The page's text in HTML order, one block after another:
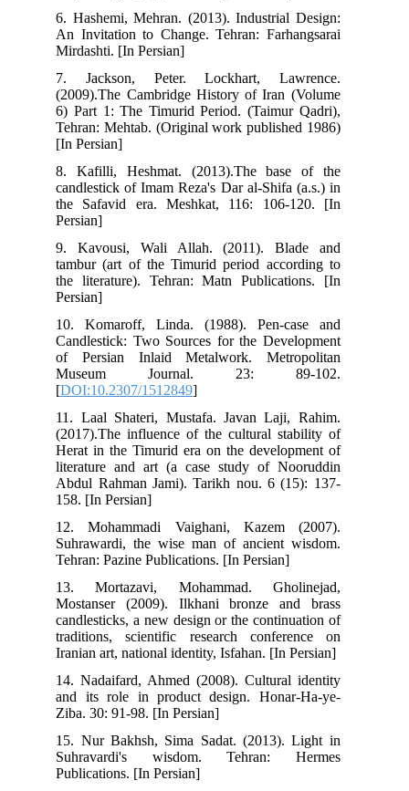
6. Hashemi, Mehran. (2013). Industrial Design:
An Invitation to Change. Tehran: Farhangsarai
Mirdashti. [In Persian]
7. Jackson, Peter. Lockhart, Lawrence.
(2009).The Cambridge History of Iran (Volume
6) Part 1: The Timurid Period. (Taimur Qadri),
Tehran: Mehtab. (Original work published 1986)
[In Persian]
8. Kafilli, Heshmat. (2013).The base of the
candlestick of Imam Reza's Dar al-Shifa (a.s.) in
the Safavid era. Meshkat, 116: 106-120. [In
9. Kavousi, Wali Allah. (2011). Blade and
tambur (art of the Timurid period according to
the literature). Tehran: Matn Publications. [In
10. Komaroff, Linda. (1988). Pen-case and
Candlestick: Two Sources for the Development
of Persian Inlaid Metalwork. Metropolitan
Museum Journal. 23: 89-102.
[DOI:10.2307/1512849
11. Laal Shateri, Mustafa. Javan Laji, Rahim.
(2017).The influence of the cultural stability of
Herat in the Timurid era on the development of
literature and art (a case study of Nooruddin
Abdul Rahman Jami). Tarikh nou. 6 (15): 137-
158. [In Persian]
12. Mohammadi Vaighani, Kazem (2007).
Suhrawardi, the wise man of ancient wisdom.
Tehran: Pazine Publications. [In Persian]
13. Mortazavi, Mohammad. Gholinejad,
Mostanser (2009). Ilkhani bronze and brass
candlesticks, a new design or the continuation of
traditions, scientific research conference on
Iranian art, national identity, Isfahan. [In Persian]
14. Nadaifard, Ahmed (2008). Cultural identity
and its role in product design. Honar-Ha-ye-
Ziba. 30: 91-98. [In Persian]
15. Nur Bakhsh, Sima Sadat. (2013). Light in
Suhravardi's wisdom. Tehran: Hermes
Publications. [In Persian]